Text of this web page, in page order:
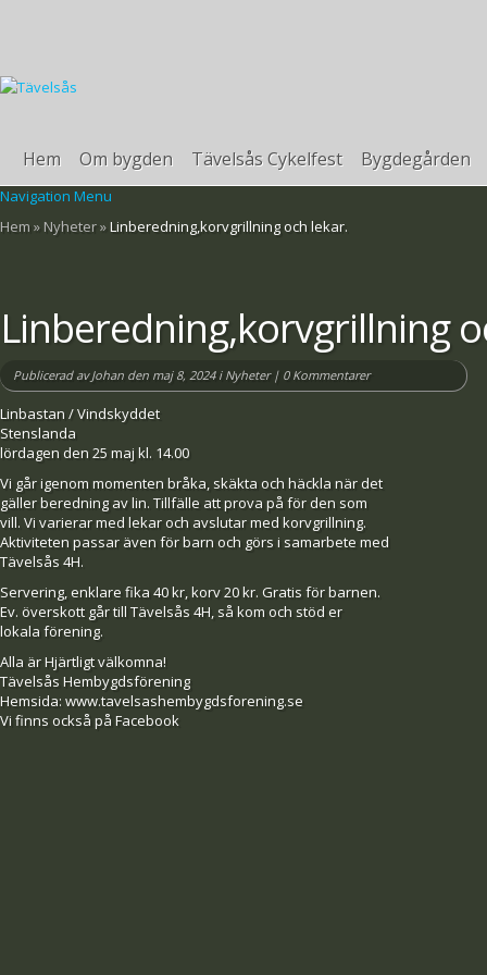
Hem Om bygden Tävelsås Cykelfest Bygdegården
Navigation Menu
Hem » Nyheter»Linberedning,korvgrillning och lekar.
Linberedning,korvgrillning
Publicerad avJohan den maj 8, 2024 i Nyheter| 0 Kommentarer
Linbastan / Vindskyddet
Stenslanda
lördagen den 25 maj kl. 14.00
Vi går igenom momenten bråka, skäkta och häckla när det
gäller beredning av lin. Tillfälle att prova på för den som
vill. Vi varierar med lekar och avslutar med korvgrillning.
Aktiviteten passar även för barn och görs i samarbete med
Tävelsås 4H.
Servering, enklare fika 40 kr, korv 20 kr. Gratis för barnen.
Ev. överskott går till Tävelsås 4H, så kom och stöd er
lokala förening.
Alla är Hjärtligt välkomna!
Tävelsås Hembygdsförening
Hemsida: www.tavelsashembygdsforening.se
Vi finns också på Facebook